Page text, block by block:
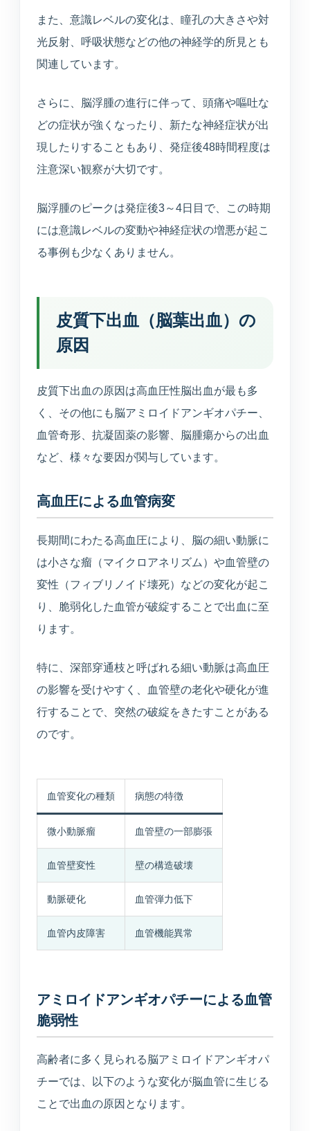
また、意識レベルの変化は、瞳孔の大きさや対
光反射、呼吸状態などの他の神経学的所見とも
関連しています。
さらに、脳浮腫の進行に伴って、頭痛や嘔吐な
どの症状が強くなったり、新たな神経症状が出
現したりすることもあり、発症後48時間程度は
注意深い観察が大切です。
脳浮腫のピークは発症後3～4日目で、この時期
には意識レベルの変動や神経症状の増悪が起こ
る事例も少なくありません。
皮質下出血（脳葉出血）の
原因
皮質下出血の原因は高血圧性脳出血が最も多
く、その他にも脳アミロイドアンギオパチー、
血管奇形、抗凝固薬の影響、脳腫瘍からの出血
など、様々な要因が関与しています。
高血圧による血管病変
長期間にわたる高血圧により、脳の細い動脈に
は小さな瘤（マイクロアネリズム）や血管壁の
変性（フィブリノイド壊死）などの変化が起こ
り、脆弱化した血管が破綻することで出血に至
ります。
特に、深部穿通枝と呼ばれる細い動脈は高血圧
の影響を受けやすく、血管壁の老化や硬化が進
行することで、突然の破綻をきたすことがある
のです。
血管変化の種類 病態の特徴
微小動脈瘤 血管壁の一部膨張
血管壁変性 壁の構造破壊
動脈硬化 血管弾力低下
血管内皮障害 血管機能異常
アミロイドアンギオパチーによる血管
脆弱性
高齢者に多く見られる脳アミロイドアンギオパ
チーでは、以下のような変化が脳血管に生じる
ことで出血の原因となります。